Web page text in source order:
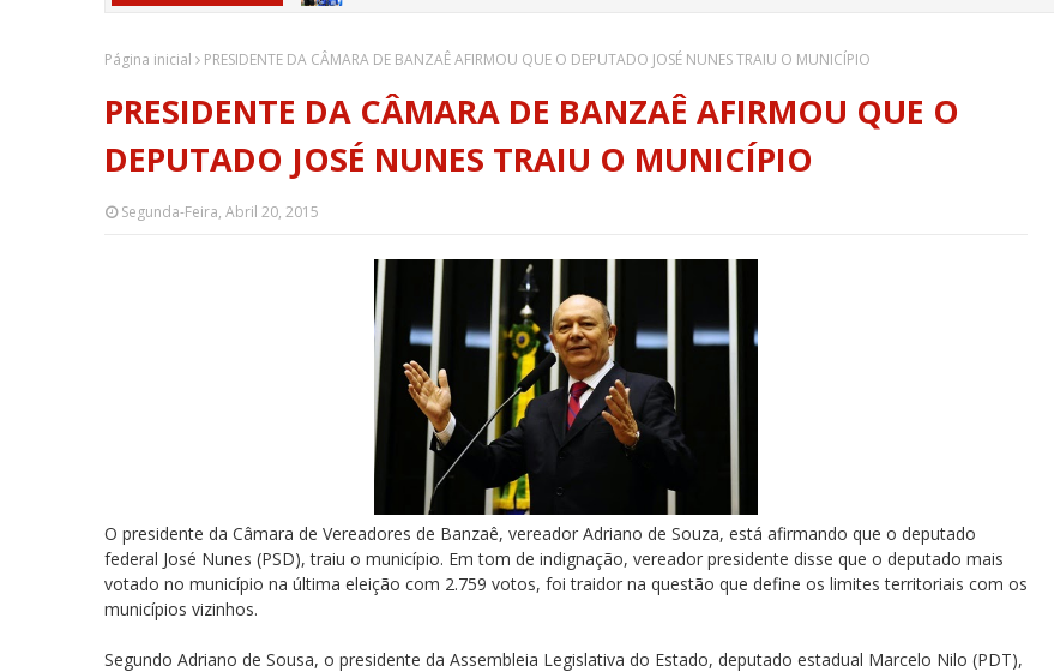
Página inicial PRESIDENTE DA CÂMARA DE BANZAÊ AFIRMOU QUE O DEPUTADO JOSÉ NUNES TRAIU O MUNICÍPIO
PRESIDENTE DA CÂMARA DE BANZAÊ AFIRMOU QUE O
DEPUTADO JOSÉ NUNES TRAIU O MUNICÍPIO
Segunda-Feira, Abril 20, 2015
O presidente da Câmara de Vereadores de Banzaê, vereador Adriano de Souza, está afirmando que o deputado
federal José Nunes (PSD), traiu o município. Em tom de indignação, vereador presidente disse que o deputado mais
votado no município na última eleição com 2.759 votos, foi traidor na questão que define os limites territoriais com os
municípios vizinhos.
Segundo Adriano de Sousa, o presidente da Assembleia Legislativa do Estado, deputado estadual Marcelo Nilo (PDT),